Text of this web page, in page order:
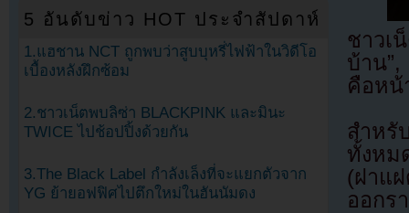
ชาว
บ้าน
คือหน้
สำห
ทั้งหม
(ฝาแ
ออกร
5 อันดับข่าว HOT ประจำสัปดาห์
1.แฮชาน NCT ถูกพบว่าสูบบุหรี่ไฟฟ้าในวิดีโอ
เบื้องหลังฝึกซ้อม
2.ชาวเน็ตพบลิซ่า BLACKPINK และมินะ
TWICE ไปช้อปปิ้งด้วยกัน
3.The Black Label กำลังเล็งที่จะแยกตัวจาก
YG ย้ายอฟฟิศไปตึกใหม่ในฮันนัมดง